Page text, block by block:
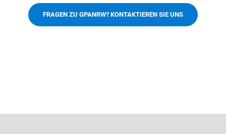
FRAGEN ZU GPANRW? KONTAKTIEREN SIE UNS